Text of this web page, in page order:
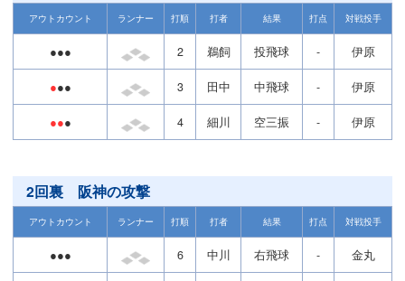
アウトカウント ランナー 打順 打者 結果 打点 対戦投手
●●● 2 鵜飼 投飛球 - 伊原
●●● 3 田中 中飛球 - 伊原
●●● 4 細川 空三振 - 伊原
2回裏 阪神の攻撃
アウトカウント ランナー 打順 打者 結果 打点 対戦投手
●●● 6 中川 右飛球 - 金丸